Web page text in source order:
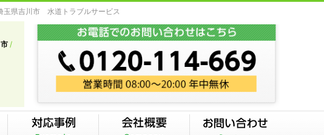
玉県吉川市 水道トラブルサービス